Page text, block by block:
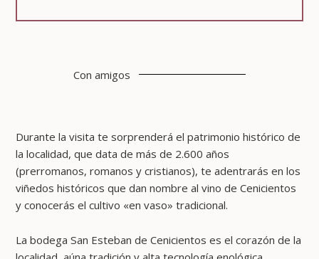
Con amigos
Durante la visita te sorprenderá el patrimonio histórico de
la localidad, que data de más de 2.600 años
(prerromanos, romanos y cristianos), te adentrarás en los
viñedos históricos que dan nombre al vino de Cenicientos
y conocerás el cultivo «en vaso» tradicional.
La bodega San Esteban de Cenicientos es el corazón de la